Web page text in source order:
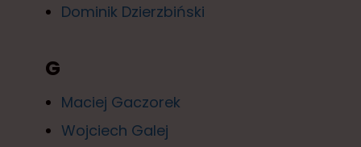
Dominik Dzierzbiński
G
Maciej Gaczorek
Wojciech Galej